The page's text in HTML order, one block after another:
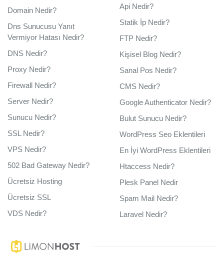
Domain Nedir?
Dns Sunucusu Yanıt
Vermiyor Hatası Nedir?
DNS Nedir?
Proxy Nedir?
Firewall Nedir?
Server Nedir?
Sunucu Nedir?
SSL Nedir?
VPS Nedir?
502 Bad Gateway Nedir?
Ücretsiz Hosting
Ücretsiz SSL
VDS Nedir?
Api Nedir?
Statik İp Nedir?
FTP Nedir?
Kişisel Blog Nedir?
Sanal Pos Nedir?
CMS Nedir?
Google Authenticator Nedir?
Bulut Sunucu Nedir?
WordPress Seo Eklentileri
En İyi WordPress Eklentileri
Htaccess Nedir?
Plesk Panel Nedir
Spam Mail Nedir?
Laravel Nedir?